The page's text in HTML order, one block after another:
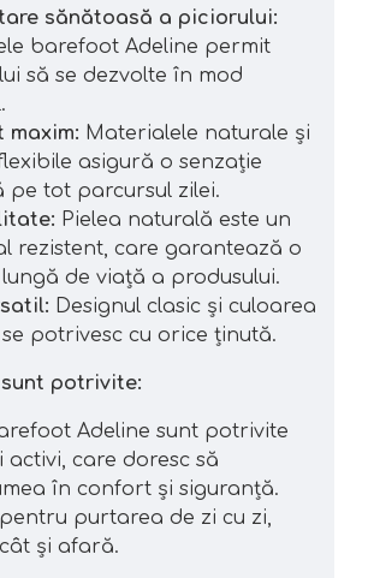
sănătoasă a piciorului:
barefoot Adeline permit
să se dezvolte în mod
maxim: Materialele naturale și
asigură o senzație
pe tot parcursul zilei.
Pielea naturală este un
rezistent, care garantează o
de viață a produsului.
Designul clasic și culoarea
potrivesc cu orice ținută.
potrivite:
Adeline sunt potrivite
care doresc să
în confort și siguranță.
purtarea de zi cu zi,
și afară.